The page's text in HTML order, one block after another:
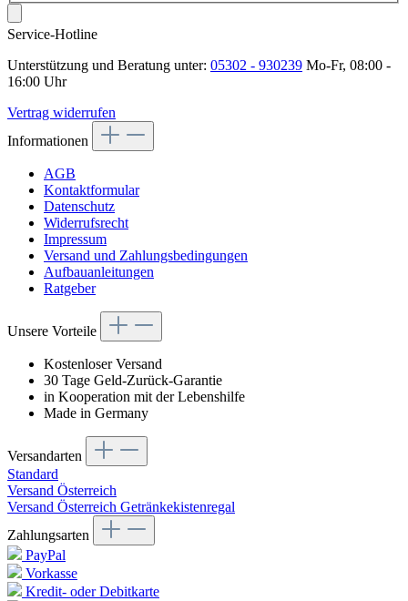
Service-Hotline
Unterstützung und Beratung unter: 05302 - 930239 Mo-Fr, 08:00 -
16:00 Uhr
Vertrag widerrufen
Informationen
AGB
Kontaktformular
Datenschutz
Widerrufsrecht
Impressum
Versand und Zahlungsbedingungen
Aufbauanleitungen
Ratgeber
Unsere Vorteile
Kostenloser Versand
30 Tage Geld-Zurück-Garantie
in Kooperation mit der Lebenshilfe
Made in Germany
Versandarten
Standard
Versand Österreich
Versand Österreich Getränkekistenregal
Zahlungsarten
PayPal
Vorkasse
Kredit- oder Debitkarte